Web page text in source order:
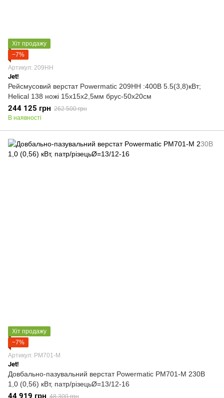
Хіт продажу
−7%
Артикул: 209HH
Jet!
Рейсмусовий верстат Powermatic 209HH :400В 5.5(3,8)кВт;
Helical 138 ножі 15х15х2,5мм брус-50х20см
244 125 грн 262 500 грн
В наявності
Хіт продажу
−7%
Артикул: PM701-M
Jet!
Довбально-пазувальний верстат Powermatiс PM701-M 230В
1,0 (0,56) кВт, патр/різецьØ=13/12-16
44 919 грн 48 300 грн